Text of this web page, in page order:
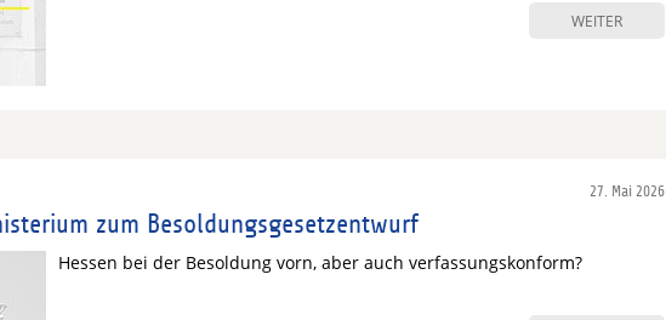
WEITER
27. Mai 2026
zum Besoldungsgesetzentwurf
Hessen bei der Besoldung vorn, aber auch verfassungskonform?